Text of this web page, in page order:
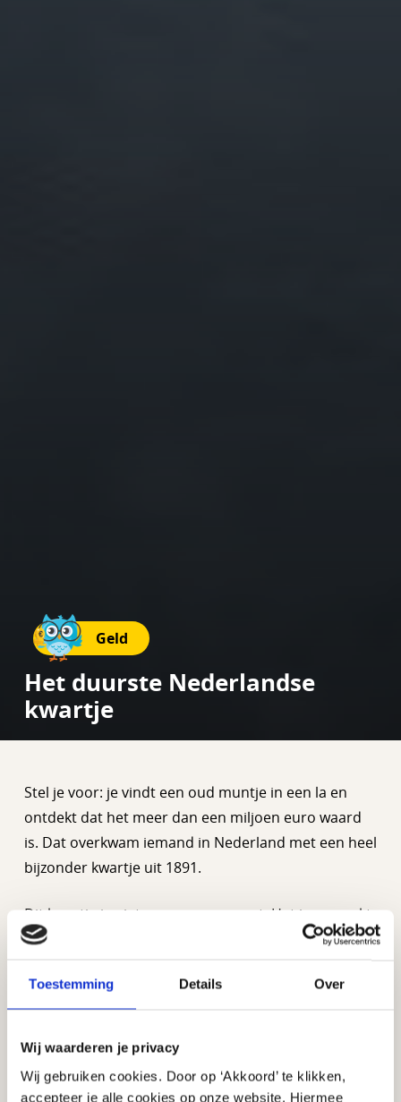
Toestemming Details Over
Wij waarderen je privacy
Wij gebruiken cookies. Door op ‘Akkoord’ te klikken,
accepteer je alle cookies op onze website. Hiermee
Geld
Het duurste Nederlandse
kwartje
Stel je voor: je vindt een oud muntje in een la en
ontdekt dat het meer dan een miljoen euro waard
is. Dat overkwam iemand in Nederland met een heel
bijzonder kwartje uit 1891.
Dit kwartje is niet zomaar een munt. Het is gemaakt
van zilver en weegt ongeveer 3,5 gram. Op de
Wilhelmina toen ze nog maar 10 jaar oud was. Wat
het echt speciaal maakt, is dat er maar twee van
deze kwartjes zijn gemaakt. Eentje ligt veilig
Amsterdam, en de andere werd onlangs geveild.